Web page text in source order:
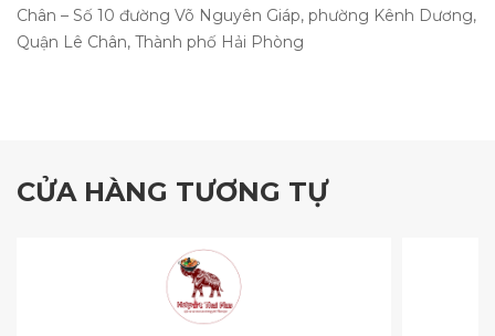
Chân – Số 10 đường Võ Nguyên Giáp, phường Kênh Dương,
Quận Lê Chân, Thành phố Hải Phòng
CỬA HÀNG TƯƠNG TỰ